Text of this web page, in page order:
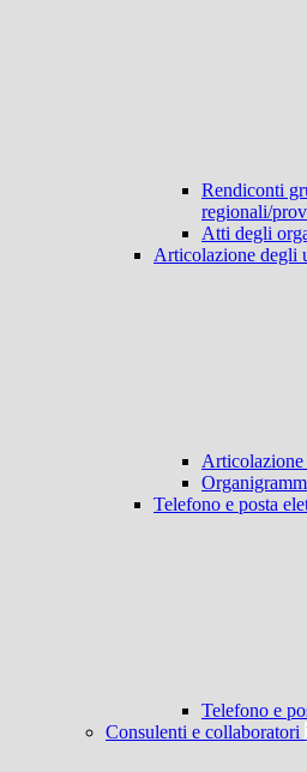
Rendiconti
regionali/
Atti degli
Articolazione degli
Telefono e posta
Telefono e
Consulenti e collaboratori